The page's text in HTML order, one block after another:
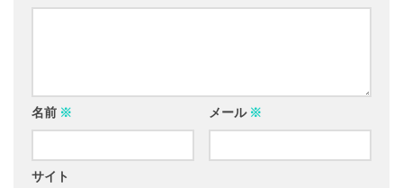
名前 ※ メール ※
サイト